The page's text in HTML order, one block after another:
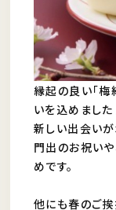
縁起の良い「梅
いを込めまし
新しい出会いが
門出のお祝い
めです。
他にも春のご